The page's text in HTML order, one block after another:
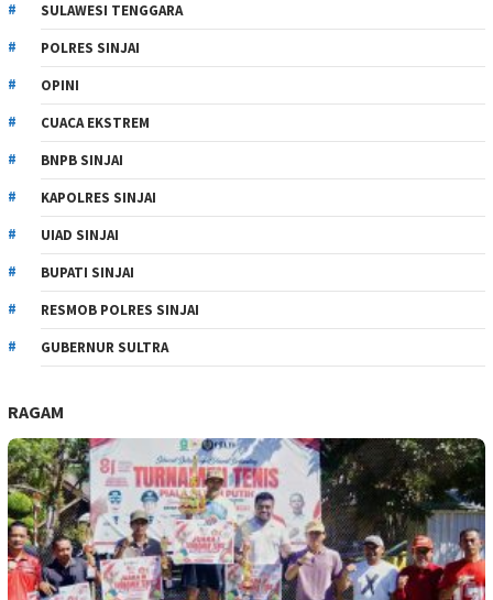
SULAWESI TENGGARA
POLRES SINJAI
OPINI
CUACA EKSTREM
BNPB SINJAI
KAPOLRES SINJAI
UIAD SINJAI
BUPATI SINJAI
RESMOB POLRES SINJAI
GUBERNUR SULTRA
RAGAM